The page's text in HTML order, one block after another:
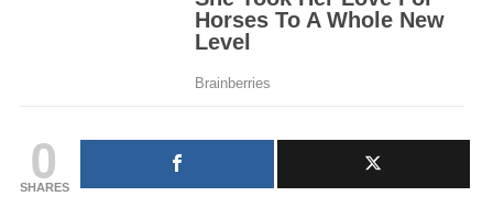
0
SHARES